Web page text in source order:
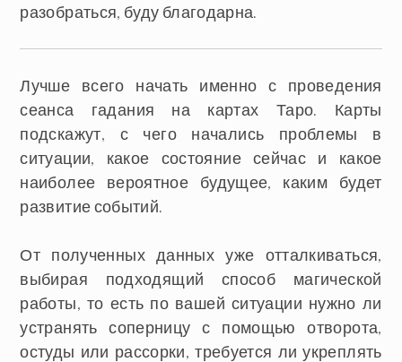
разобраться, буду благодарна.
Лучше всего начать именно с проведения
сеанса гадания на картах Таро. Карты
подскажут, с чего начались проблемы в
ситуации, какое состояние сейчас и какое
наиболее вероятное будущее, каким будет
развитие событий.
От полученных данных уже отталкиваться,
выбирая подходящий способ магической
работы, то есть по вашей ситуации нужно ли
устранять соперницу с помощью отворота,
остуды или рассорки, требуется ли укреплять